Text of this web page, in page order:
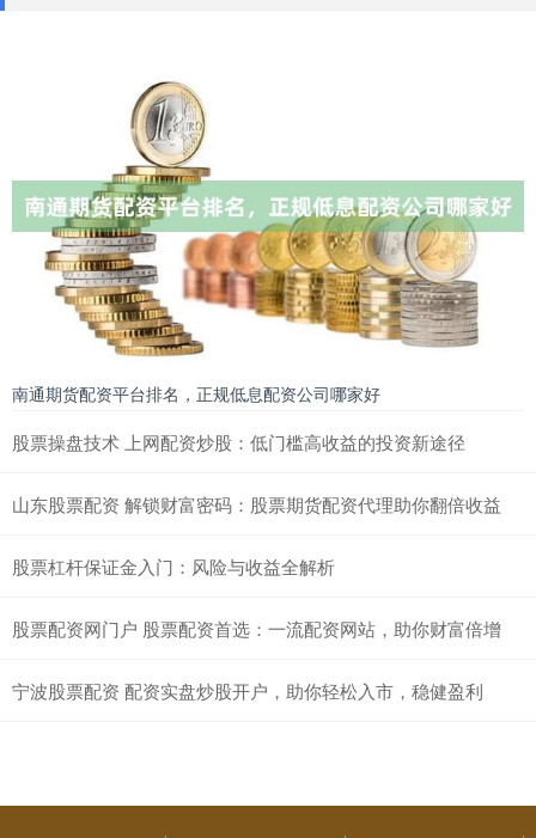
南通期货配资平台排名，正规低息配资公司哪家好
股票操盘技术 上网配资炒股：低门槛高收益的投资新途径
山东股票配资 解锁财富密码：股票期货配资代理助你翻倍收益
股票杠杆保证金入门：风险与收益全解析
股票配资网门户 股票配资首选：一流配资网站，助你财富倍增
宁波股票配资 配资实盘炒股开户，助你轻松入市，稳健盈利